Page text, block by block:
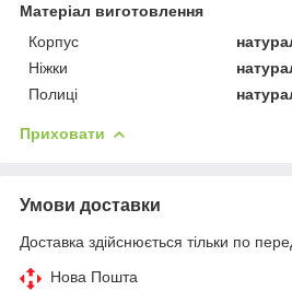
Матеріал виготовлення
Корпус
Ніжки
Полиці
Приховати
Умови доставки
Доставка здійснюється тільки по
Нова Пошта